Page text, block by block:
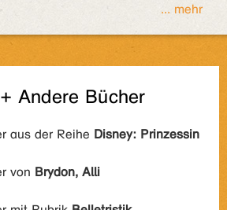
... mehr
Andere Bücher
aus der Reihe Disney: Prinzessin
von Brydon, Alli